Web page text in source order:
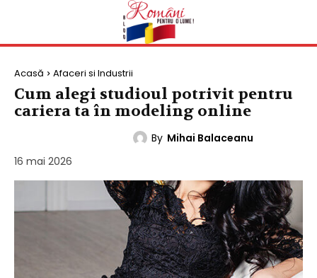
Acasă Afaceri si Industrii
Cum alegi studioul potrivit pentru
cariera ta în modeling online
By Mihai Balaceanu
16 mai 2026